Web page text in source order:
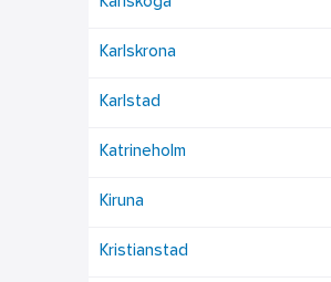
Karlskrona
Karlstad
Katrineholm
Kiruna
Kristianstad